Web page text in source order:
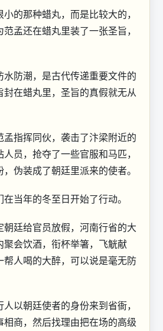
的那种蜡丸，而是比较大的，
孟还在蜡丸里装了一张圣旨，
水防潮，是古代传递重要文件的
封在蜡丸里，圣旨的真假就无从
孟指挥同伙，袭击了汴梁附近的
员，抢夺了一些官服和马匹，
伪装成了朝廷里派来的使者。
当年的冬至日开始了行动。
朝廷给官员放假，河南行省的大
聚会饮酒，衔杯举箸，飞觥献
帮人喝的大醉，可以说是毫无防
以朝廷使者的身份来到省衙，
相商，然后找理由把在场的高级